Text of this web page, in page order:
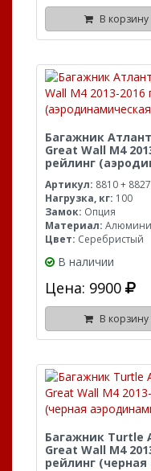
В корзину
Багажник
Great Wall M4
рейлинг
Артикул: 8810 +
Нагрузка, кг: 100
Замок: Опция
Материал:
Цвет: Серебристый
В наличии
Цена: 9900
В корзину
Багажник Turtle
Great Wall M4
рейлинг